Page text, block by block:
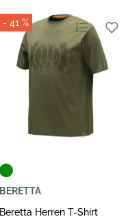
- 41 %
BERETTA
Beretta Herren T-Shirt